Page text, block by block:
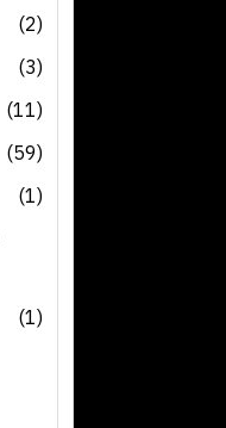
(2)
(3)
(11)
(59)
(1)
(1)